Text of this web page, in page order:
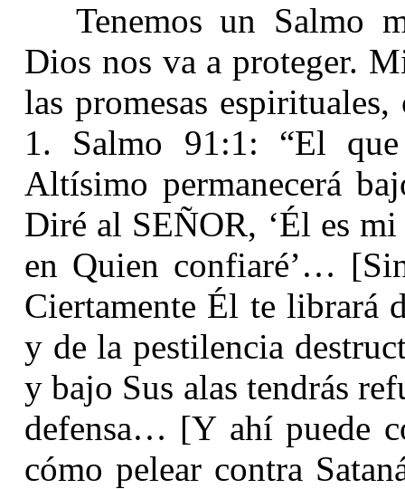
Tenemos un Salmo
Dios nos va a proteger.
las promesas
1. Salmo 91:1: “El
Altísimo permanecerá
Diré al SEÑOR, ‘Él es
en Quien confiaré’…
Ciertamente Él te librará
y de la pestilencia
y bajo Sus alas tendrás
defensa… [Y ahí puede
cómo pelear contra